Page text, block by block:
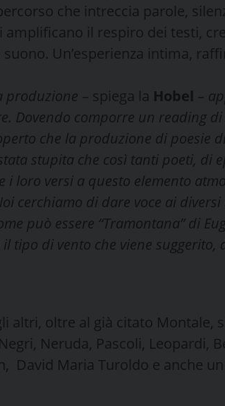
che intreccia parole,
amplificano il respiro dei testi,
Un’esperienza intima,
produzione – spiega la Hobel –
Dovendo comporre un reading
che la produzione di poesie
stupita che così tanti poeti, di
i loro versi a questo elemento
cerchiamo di dare voce ai
può essere “Tramontana” di
tipo di vento che viene suggerito,
altri, oltre al già citato Montale,
Neruda, Pascoli, Leopardi,
David Maria Turoldo e anche